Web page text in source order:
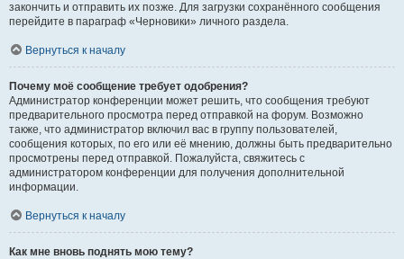
закончить и отправить их позже. Для загрузки сохранённого сообщения
перейдите в параграф «Черновики» личного раздела.
Вернуться к началу
Почему моё сообщение требует одобрения?
Администратор конференции может решить, что сообщения требуют
предварительного просмотра перед отправкой на форум. Возможно
также, что администратор включил вас в группу пользователей,
сообщения которых, по его или её мнению, должны быть предварительно
просмотрены перед отправкой. Пожалуйста, свяжитесь с
администратором конференции для получения дополнительной
информации.
Вернуться к началу
Как мне вновь поднять мою тему?